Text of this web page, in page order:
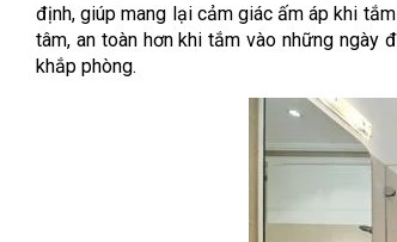
định, giúp mang lại cảm giác ấm áp khi
tâm, an toàn hơn khi tắm vào những ngày
khắp phòng.